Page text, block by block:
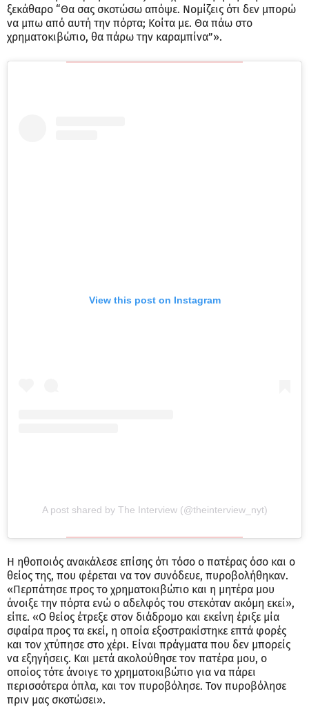
ξεκάθαρο “Θα σας σκοτώσω απόψε. Νομίζεις ότι δεν μπορώ
να μπω από αυτή την πόρτα; Κοίτα με. Θα πάω στο
χρηματοκιβώτιο, θα πάρω την καραμπίνα”».
View this post on Instagram
A post shared by The Interview (@theinterview_nyt)
Η ηθοποιός ανακάλεσε επίσης ότι τόσο ο πατέρας όσο και ο
θείος της, που φέρεται να τον συνόδευε, πυροβολήθηκαν.
«Περπάτησε προς το χρηματοκιβώτιο και η μητέρα μου
άνοιξε την πόρτα ενώ ο αδελφός του στεκόταν ακόμη εκεί»,
είπε. «Ο θείος έτρεξε στον διάδρομο και εκείνη έριξε μία
σφαίρα προς τα εκεί, η οποία εξοστρακίστηκε επτά φορές
και τον χτύπησε στο χέρι. Είναι πράγματα που δεν μπορείς
να εξηγήσεις. Και μετά ακολούθησε τον πατέρα μου, ο
οποίος τότε άνοιγε το χρηματοκιβώτιο για να πάρει
περισσότερα όπλα, και τον πυροβόλησε. Τον πυροβόλησε
πριν μας σκοτώσει».